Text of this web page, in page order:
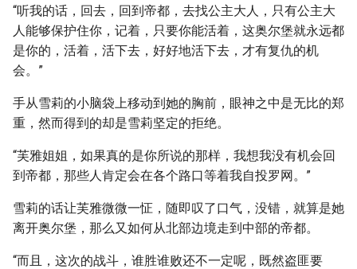
“听我的话，回去，回到帝都，去找公主大人，只有公主大
人能够保护住你，记着，只要你能活着，这奥尔堡就永远都
是你的，活着，活下去，好好地活下去，才有复仇的机
会。”
手从雪莉的小脑袋上移动到她的胸前，眼神之中是无比的郑
重，然而得到的却是雪莉坚定的拒绝。
“芙雅姐姐，如果真的是你所说的那样，我想我没有机会回
到帝都，那些人肯定会在各个路口等着我自投罗网。”
雪莉的话让芙雅微微一怔，随即叹了口气，没错，就算是她
离开奥尔堡，那么又如何从北部边境走到中部的帝都。
“而且，这次的战斗，谁胜谁败还不一定呢，既然盗匪要